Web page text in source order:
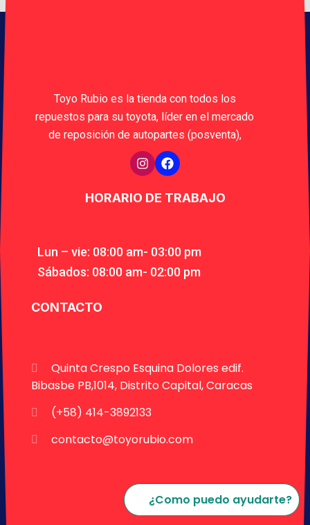
Toyo Rubio es la tienda con todos los
repuestos para su toyota, líder en el mercado
de reposición de autopartes (posventa),
HORARIO DE TRABAJO
Lun – vie: 08:00 am- 03:00 pm
Sábados: 08:00 am- 02:00 pm
CONTACTO
Quinta Crespo Esquina Dolores edif.
Bibasbe PB,1014, Distrito Capital, Caracas
(+58) 414-3892133
contacto@toyorubio.com
¿Como puedo ayudarte?